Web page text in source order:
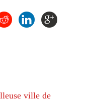
ville de